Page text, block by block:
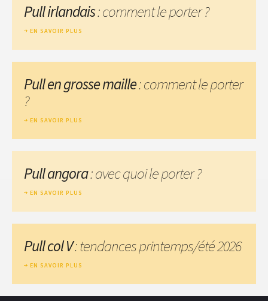
Pull irlandais: comment le porter ?
EN SAVOIR PLUS
Pull en grosse maille: comment le porter
?
EN SAVOIR PLUS
Pull angora: avec quoi le porter ?
EN SAVOIR PLUS
Pull col V: tendances printemps/été 2026
EN SAVOIR PLUS